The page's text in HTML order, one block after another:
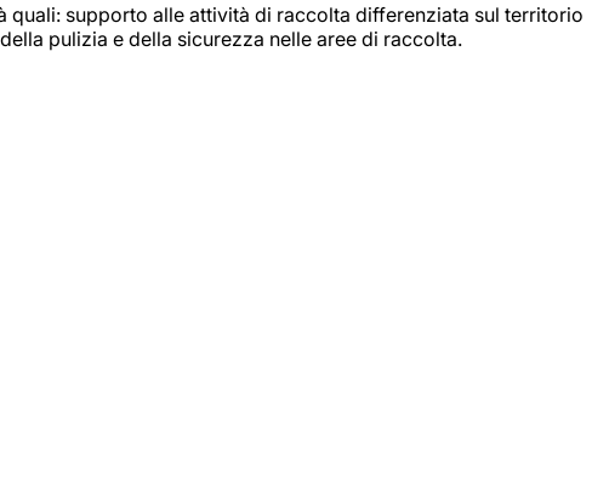
quali: supporto alle attività di raccolta differenziata sul territorio
pulizia e della sicurezza nelle aree di raccolta.